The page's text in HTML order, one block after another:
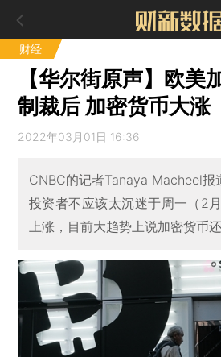
财经
【华尔街原声】欧美
制裁后 加密货币大涨
2022年03月01日 16:36
CNBC的记者Tanaya Macheel报
投资者不应该太沉迷于周一（2
上涨，目前大趋势上说加密货币